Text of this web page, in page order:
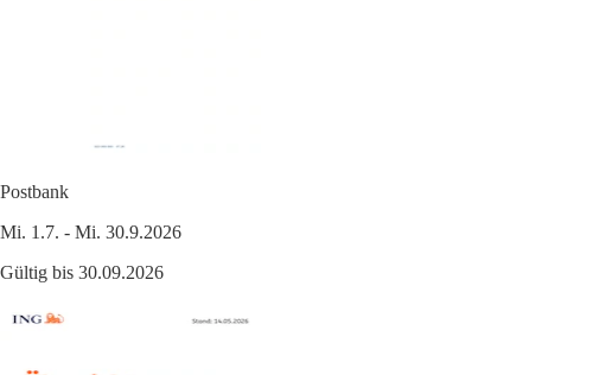
Postbank
Mi. 1.7. - Mi. 30.9.2026
Gültig bis 30.09.2026